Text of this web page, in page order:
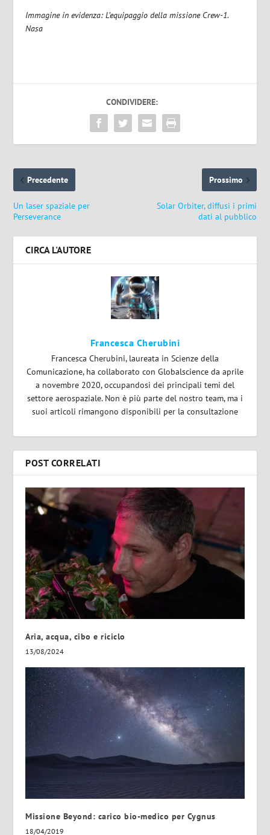
Immagine in evidenza: L’equipaggio della missione Crew-1.
Nasa
CONDIVIDERE:
Precedente
Un laser spaziale per
Perseverance
Prossimo
Solar Orbiter, diffusi i primi
dati al pubblico
CIRCA L'AUTORE
Francesca Cherubini
Francesca Cherubini, laureata in Scienze della
Comunicazione, ha collaborato con Globalscience da aprile
a novembre 2020, occupandosi dei principali temi del
settore aerospaziale. Non è più parte del nostro team, ma i
suoi articoli rimangono disponibili per la consultazione
POST CORRELATI
Aria, acqua, cibo e riciclo
13/08/2024
Missione Beyond: carico bio-medico per Cygnus
18/04/2019